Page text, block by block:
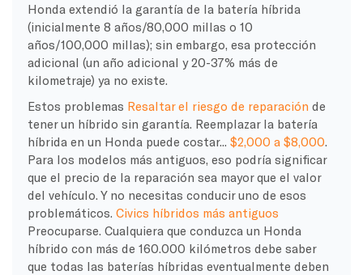
Honda extendió la garantía de la batería híbrida
(inicialmente 8 años/80,000 millas o 10
años/100,000 millas); sin embargo, esa protección
adicional (un año adicional y 20-37% más de
kilometraje) ya no existe.
Estos problemas Resaltar el riesgo de reparación de
tener un híbrido sin garantía. Reemplazar la batería
híbrida en un Honda puede costar... $2,000 a $8,000.
Para los modelos más antiguos, eso podría significar
que el precio de la reparación sea mayor que el valor
del vehículo. Y no necesitas conducir uno de esos
problemáticos. Civics híbridos más antiguos
Preocuparse. Cualquiera que conduzca un Honda
híbrido con más de 160.000 kilómetros debe saber
que todas las baterías híbridas eventualmente deben